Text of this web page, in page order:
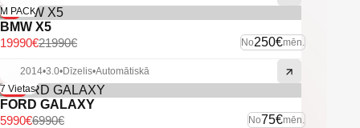
-9%
M PACK
BMW X5
No250€mēn.
21990€
19990€
2014•3.0•Dīzelis•Automātiskā
-14%
7 Vietas
FORD GALAXY
No75€mēn.
6990€
5990€